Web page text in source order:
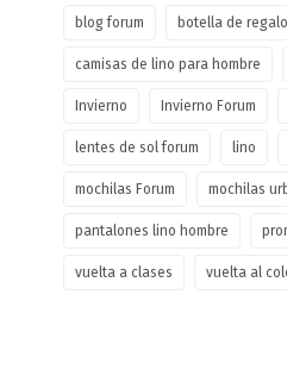
blog forum botella de regalo
camisas de lino para hombre
Invierno Invierno Forum
lentes de sol forum lino
mochilas Forum mochilas
pantalones lino hombre
vuelta a clases vuelta al